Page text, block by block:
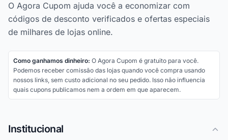
O Agora Cupom ajuda você a economizar com
códigos de desconto verificados e ofertas especiais
de milhares de lojas online.
Como ganhamos dinheiro: O Agora Cupom é gratuito para você.
Podemos receber comissão das lojas quando você compra usando
nossos links, sem custo adicional no seu pedido. Isso não influencia
quais cupons publicamos nem a ordem em que aparecem.
Institucional